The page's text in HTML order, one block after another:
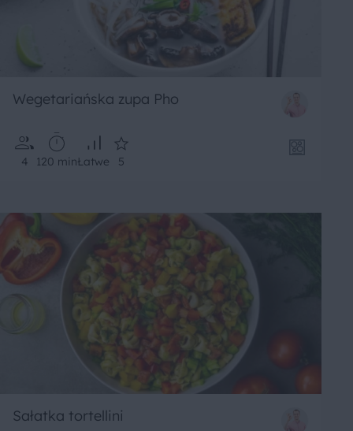
Wegetariańska zupa Pho
4 120 minŁatwe 5
Sałatka tortellini